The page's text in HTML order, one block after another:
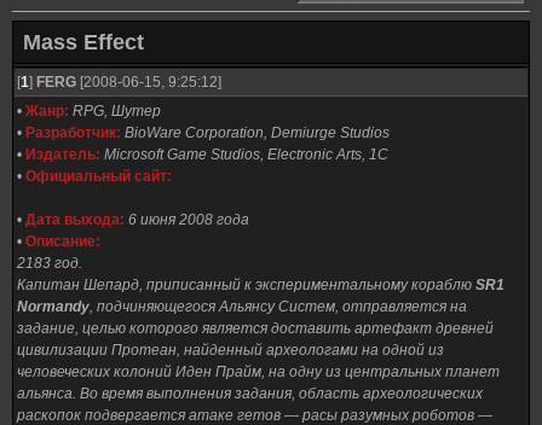
Mass Effect
[1] FERG [2008-06-15, 9:25:12]
• Жанр: RPG, Шутер
• Разработчик: BioWare Corporation, Demiurge Studios
• Издатель: Microsoft Game Studios, Electronic Arts, 1С
• Официальный сайт:
• Дата выхода: 6 июня 2008 года
• Описание:
2183 год.
Капитан Шепард, приписанный к экспериментальному кораблю SR1
Normandy, подчиняющегося Альянсу Систем, отправляется на
задание, целью которого является доставить артефакт древней
цивилизации Протеан, найденный археологами на одной из
человеческих колоний Иден Прайм, на одну из центральных планет
альянса. Во время выполнения задания, область археологических
раскопок подвергается атаке гетов — расы разумных роботов —